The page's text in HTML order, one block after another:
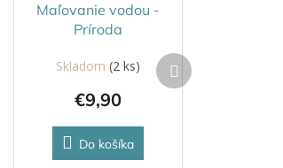
Maľovanie vodou -
Príroda
Skladom(2 ks)
€9,90
Do košíka
Ďalší
produkt